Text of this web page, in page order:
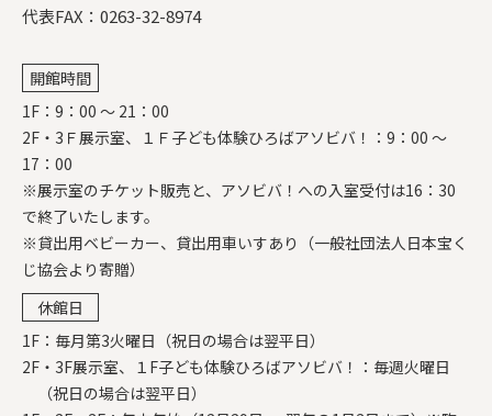
代表FAX：0263-32-8974
開館時間
1F：9：00 ～ 21：00
2F・3Ｆ展示室、１Ｆ子ども体験ひろばアソビバ！：9：00 ～
17：00
※展示室のチケット販売と、アソビバ！への入室受付は16：30
で終了いたします。
※貸出用ベビーカー、貸出用車いすあり（一般社団法人日本宝く
じ協会より寄贈）
休館日
1F：毎月第3火曜日（祝日の場合は翌平日）
2F・3F展示室、１F子ども体験ひろばアソビバ！：毎週火曜日
（祝日の場合は翌平日）